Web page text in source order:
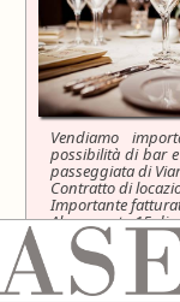
Vendiamo
possibilità di bar
passeggiata di
Contratto di
Importante
Al momento 15
550.000 €